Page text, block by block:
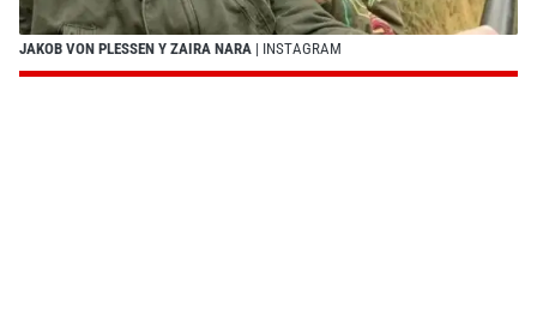
JAKOB VON PLESSEN Y ZAIRA NARA | INSTAGRAM